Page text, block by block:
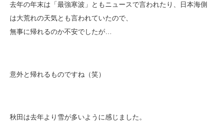
去年の年末は「最強寒波」ともニュースで言われたり、日本海側
は大荒れの天気とも言われていたので、
無事に帰れるのか不安でしたが…
意外と帰れるものですね（笑）
秋田は去年より雪が多いように感じました。